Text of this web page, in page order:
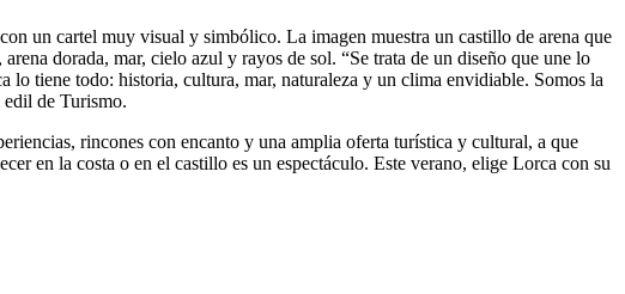
un cartel muy visual y simbólico. La imagen muestra un castillo de arena que
dorada, mar, cielo azul y rayos de sol. “Se trata de un diseño que une lo
tiene todo: historia, cultura, mar, naturaleza y un clima envidiable. Somos la
de Turismo.
rincones con encanto y una amplia oferta turística y cultural, a que
en la costa o en el castillo es un espectáculo. Este verano, elige Lorca con su